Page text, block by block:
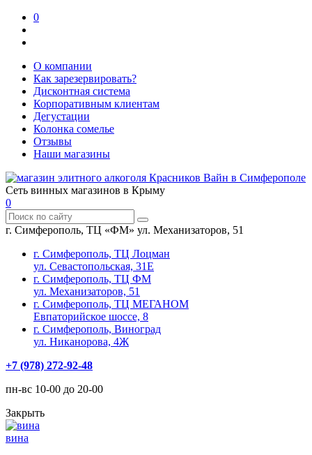
0
О компании
Как зарезервировать?
Дисконтная система
Корпоративным клиентам
Дегустации
Колонка сомелье
Отзывы
Наши магазины
Сеть винных магазинов в Крыму
0
г. Симферополь, ТЦ «ФМ» ул. Механизаторов, 51
г. Симферополь, ТЦ Лоцман
ул. Севастопольская, 31Е
г. Симферополь, ТЦ ФМ
ул. Механизаторов, 51
г. Симферополь, ТЦ МЕГАНОМ
Евпаторийское шоссе, 8
г. Симферополь, Виноград
ул. Никанорова, 4Ж
+7 (978) 272-92-48
пн-вс 10-00 до 20-00
Закрыть
вина